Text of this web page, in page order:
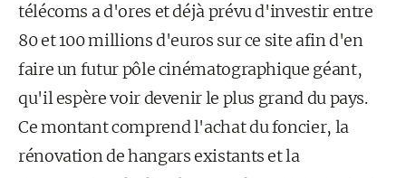
télécoms a d'ores et déjà prévu d'investir entre
80 et 100 millions d'euros sur ce site afin d'en
faire un futur pôle cinématographique géant,
qu'il espère voir devenir le plus grand du pays.
Ce montant comprend l'achat du foncier, la
rénovation de hangars existants et la